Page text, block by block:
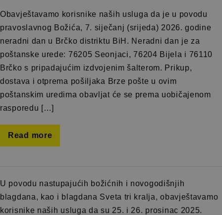
Obavještavamo korisnike naših usluga da je u povodu
pravoslavnog Božića, 7. siječanj (srijeda) 2026. godine
neradni dan u Brčko distriktu BiH. Neradni dan je za
poštanske urede: 76205 Seonjaci, 76204 Bijela i 76110
Brčko s pripadajućim izdvojenim šalterom. Prikup,
dostava i otprema pošiljaka Brze pošte u ovim
poštanskim uredima obavljat će se prema uobičajenom
rasporedu […]
Read more
U povodu nastupajućih božićnih i novogodišnjih
blagdana, kao i blagdana Sveta tri kralja, obavještavamo
korisnike naših usluga da su 25. i 26. prosinac 2025.